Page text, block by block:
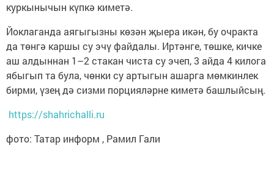
куркынычын күпкә киметә.
Йоклаганда аягыгызны көзән җыера икән, бу очракта
да төнгә каршы су эчү файдалы. Иртәнге, төшке, кичке
аш алдыннан 1–2 стакан чиста су эчеп, 3 айда 4 килога
ябыгып та була, чөнки су артыгын ашарга мөмкинлек
бирми, үзең дә сизми порцияләрне киметә башлыйсың.
https://shahrichalli.ru
фото: Татар информ , Рамил Гали